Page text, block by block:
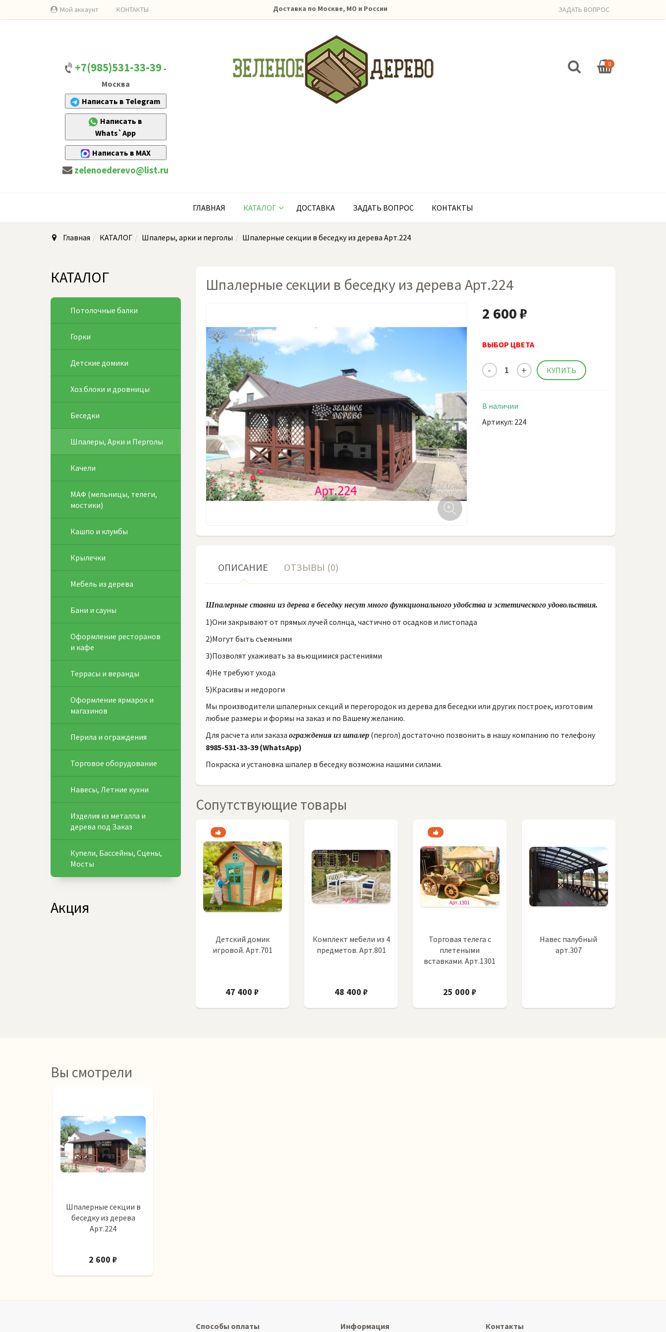
Мой аккаунт КОНТАКТЫ Доставка по Москве, МО и России ЗАДАТЬ ВОПРОС
+7(985)531-33-39 -
Москва
Написать в Telegram
Написать в
Whats`App
Написать в MAX
zelenoederevo@list.ru
0
ГЛАВНАЯ КАТАЛОГ ДОСТАВКА ЗАДАТЬ ВОПРОС КОНТАКТЫ
Главная КАТАЛОГ Шпалеры, арки и перголы Шпалерные секции в беседку из дерева Арт.224
Шпалерные секции в беседку из дерева Арт.224
2 600 ₽
ВЫБОР ЦВЕТА
В наличии
Артикул: 224
ОПИСАНИЕ ОТЗЫВЫ (0)
Шпалерные ставни из дерева в беседку несут много функционального удобства и эстетического удовольствия.
1)Они закрывают от прямых лучей солнца, частично от осадков и листопада
2)Могут быть съемными
3)Позволят ухаживать за вьющимися растениями
4)Не требуют ухода
5)Красивы и недороги
Мы производители шпалерных секций и перегородок из дерева для беседки или других построек, изготовим
любые размеры и формы на заказ и по Вашему желанию.
Для расчета или заказа ограждения из шпалер(пергол) достаточно позвонить в нашу компанию по телефону
8985-531-33-39 (WhatsApp)
Покраска и установка шпалер в беседку возможна нашими силами.
Сопутствующие товары
Детский домик
игровой. Арт.701
47 400 ₽
Комплект мебели из 4
предметов. Арт.801
48 400 ₽
Торговая телега с
плетеными
вставками. Арт.1301
25 000 ₽
Навес палубный
арт.307
КАТАЛОГ
Потолочные балки
Горки
Детские домики
Хоз.блоки и дровницы
Беседки
Шпалеры, Арки и Перголы
Качели
МАФ (мельницы, телеги,
мостики)
Кашпо и клумбы
Крылечки
Мебель из дерева
Бани и сауны
Оформление ресторанов
и кафе
Террасы и веранды
Оформление ярмарок и
магазинов
Перила и ограждения
Торговое оборудование
Навесы, Летние кухни
Изделия из металла и
дерева под Заказ
Купели, Бассейны, Сцены,
Мосты
Акция
Вы смотрели
Шпалерные секции в
беседку из дерева
Арт.224
2 600 ₽
Способы оплаты Информация Контакты